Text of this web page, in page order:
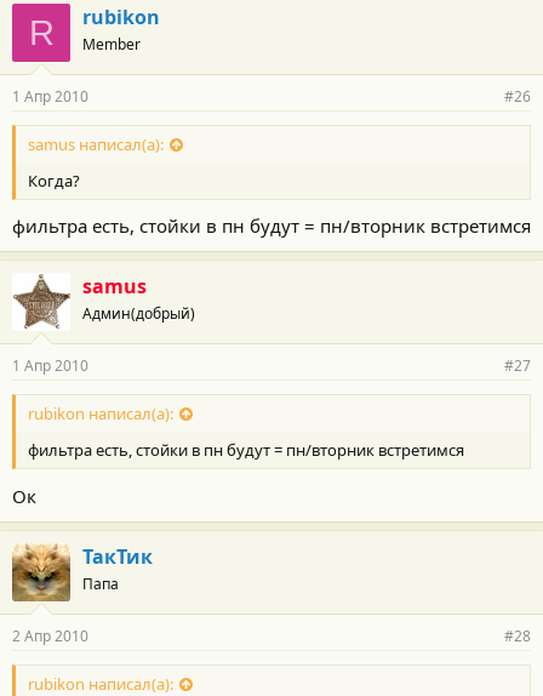
R rubikon
Member
1 Апр 2010 #26
samus написал(а):
Когда?
фильтра есть, стойки в пн будут = пн/вторник встретимся
samus
Админ(добрый)
1 Апр 2010 #27
rubikon написал(а):
фильтра есть, стойки в пн будут = пн/вторник встретимся
Ок
ТакТик
Папа
2 Апр 2010 #28
rubikon написал(а):